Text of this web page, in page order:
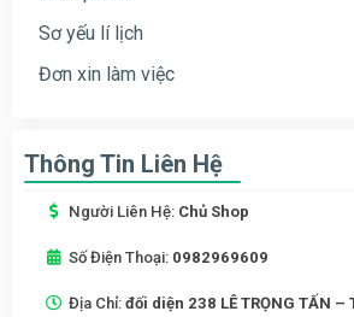
Sơ yếu lí lịch
Đơn xin làm việc
Thông Tin Liên Hệ
Người Liên Hệ: Chủ Shop
Số Điện Thoại: 0982969609
Địa Chỉ: đối diện 238 LÊ TRỌNG TẤN –